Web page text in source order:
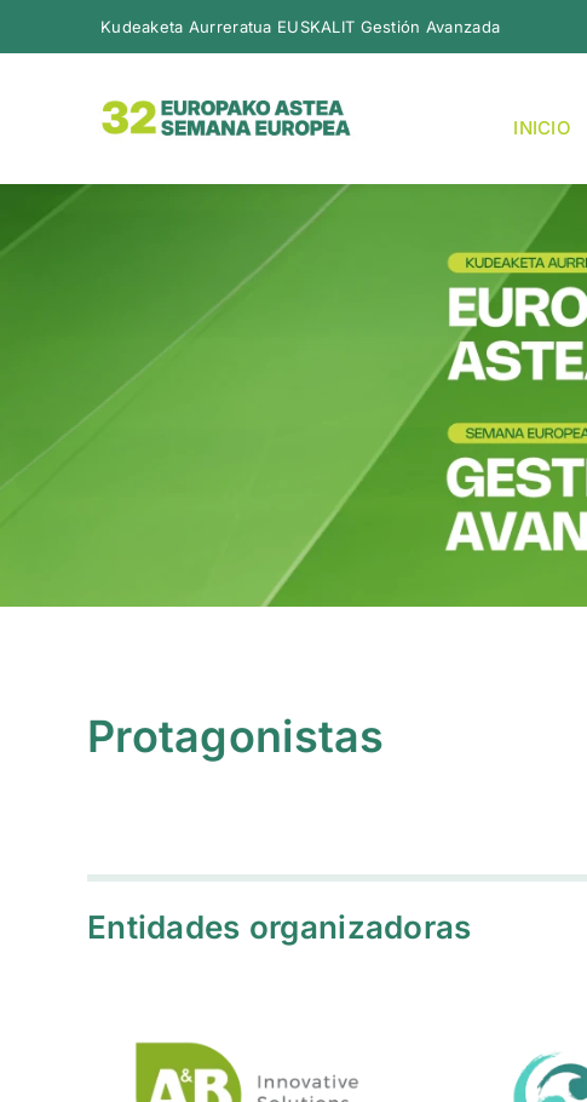
to
Kudeaketa Aurreratua EUSKALIT Gestión Avanzada
INICIO
Protagonistas
Entidades organizadoras